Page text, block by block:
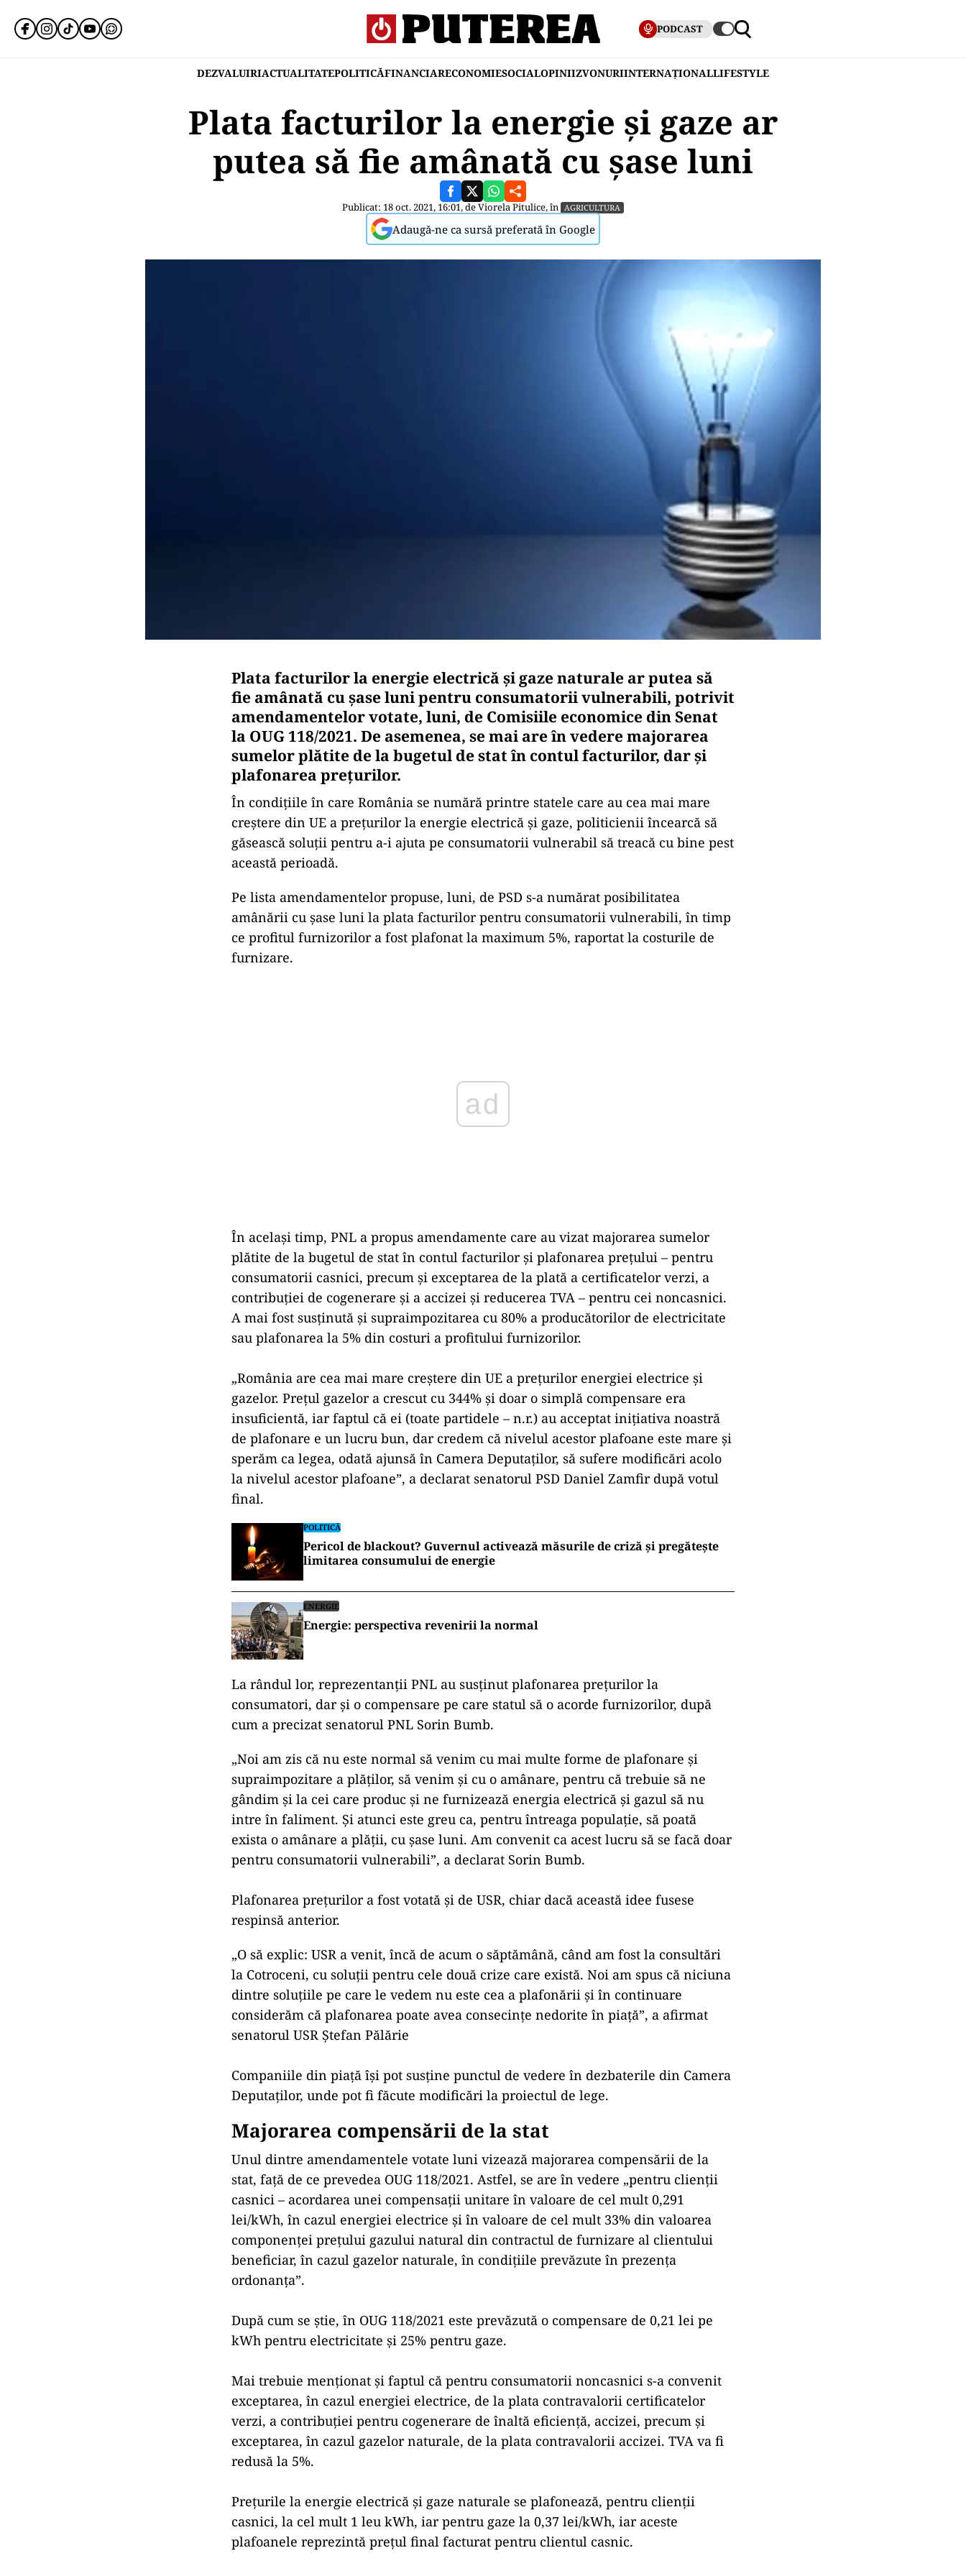
PODCAST
DEZVALUIRIACTUALITATEPOLITICĂFINANCIARECONOMIESOCIALOPINIIZVONURIINTERNAȚIONALLIFESTYLE
Plata facturilor la energie şi gaze ar
putea să fie amânată cu șase luni
Publicat: 18 oct. 2021, 16:01, deViorela Pitulice, în AGRICULTURA
Adaugă-ne ca sursă preferată în Google
Plata facturilor la energie electrică şi gaze naturale ar putea să
fie amânată cu şase luni pentru consumatorii vulnerabili, potrivit
amendamentelor votate, luni, de Comisiile economice din Senat
la OUG 118/2021. De asemenea, se mai are în vedere majorarea
sumelor plătite de la bugetul de stat în contul facturilor, dar și
plafonarea preţurilor.
În condițiile în care România se numără printre statele care au cea mai mare
creştere din UE a preţurilor la energie electrică şi gaze, politicienii încearcă să
găsească soluții pentru a-i ajuta pe consumatorii vulnerabil să treacă cu bine pest
această perioadă.
Pe lista amendamentelor propuse, luni, de PSD s-a numărat posibilitatea
amânării cu şase luni la plata facturilor pentru consumatorii vulnerabili, în timp
ce profitul furnizorilor a fost plafonat la maximum 5%, raportat la costurile de
furnizare.
În același timp, PNL a propus amendamente care au vizat majorarea sumelor
plătite de la bugetul de stat în contul facturilor şi plafonarea preţului – pentru
consumatorii casnici, precum şi exceptarea de la plată a certificatelor verzi, a
contribuţiei de cogenerare şi a accizei şi reducerea TVA – pentru cei noncasnici.
A mai fost susținută și supraimpozitarea cu 80% a producătorilor de electricitate
sau plafonarea la 5% din costuri a profitului furnizorilor.
„România are cea mai mare creştere din UE a preţurilor energiei electrice şi
gazelor. Preţul gazelor a crescut cu 344% şi doar o simplă compensare era
insuficientă, iar faptul că ei (toate partidele – n.r.) au acceptat iniţiativa noastră
de plafonare e un lucru bun, dar credem că nivelul acestor plafoane este mare şi
sperăm ca legea, odată ajunsă în Camera Deputaţilor, să sufere modificări acolo
la nivelul acestor plafoane”, a declarat senatorul PSD Daniel Zamfir după votul
final.
POLITICĂ
Pericol de blackout? Guvernul activează măsurile de criză și pregătește
limitarea consumului de energie
ENERGIE
Energie: perspectiva revenirii la normal
La rândul lor, reprezentanții PNL au susținut plafonarea preţurilor la
consumatori, dar şi o compensare pe care statul să o acorde furnizorilor, după
cum a precizat senatorul PNL Sorin Bumb.
„Noi am zis că nu este normal să venim cu mai multe forme de plafonare şi
supraimpozitare a plăţilor, să venim şi cu o amânare, pentru că trebuie să ne
gândim şi la cei care produc şi ne furnizează energia electrică şi gazul să nu
intre în faliment. Şi atunci este greu ca, pentru întreaga populaţie, să poată
exista o amânare a plăţii, cu şase luni. Am convenit ca acest lucru să se facă doar
pentru consumatorii vulnerabili”, a declarat Sorin Bumb.
Plafonarea preţurilor a fost votată și de USR, chiar dacă această idee fusese
respinsă anterior.
„O să explic: USR a venit, încă de acum o săptămână, când am fost la consultări
la Cotroceni, cu soluţii pentru cele două crize care există. Noi am spus că niciuna
dintre soluţiile pe care le vedem nu este cea a plafonării şi în continuare
considerăm că plafonarea poate avea consecinţe nedorite în piaţă”, a afirmat
senatorul USR Ştefan Pălărie
Companiile din piață îşi pot susţine punctul de vedere în dezbaterile din Camera
Deputaţilor, unde pot fi făcute modificări la proiectul de lege.
Majorarea compensării de la stat
Unul dintre amendamentele votate luni vizează majorarea compensării de la
stat, faţă de ce prevedea OUG 118/2021. Astfel, se are în vedere „pentru clienţii
casnici – acordarea unei compensaţii unitare în valoare de cel mult 0,291
lei/kWh, în cazul energiei electrice şi în valoare de cel mult 33% din valoarea
componenţei preţului gazului natural din contractul de furnizare al clientului
beneficiar, în cazul gazelor naturale, în condiţiile prevăzute în prezenţa
ordonanţa”.
După cum se știe, în OUG 118/2021 este prevăzută o compensare de 0,21 lei pe
kWh pentru electricitate şi 25% pentru gaze.
Mai trebuie menționat și faptul că pentru consumatorii noncasnici s-a convenit
exceptarea, în cazul energiei electrice, de la plata contravalorii certificatelor
verzi, a contribuţiei pentru cogenerare de înaltă eficienţă, accizei, precum şi
exceptarea, în cazul gazelor naturale, de la plata contravalorii accizei. TVA va fi
redusă la 5%.
Preţurile la energie electrică şi gaze naturale se plafonează, pentru clienţii
casnici, la cel mult 1 leu kWh, iar pentru gaze la 0,37 lei/kWh, iar aceste
plafoanele reprezintă preţul final facturat pentru clientul casnic.